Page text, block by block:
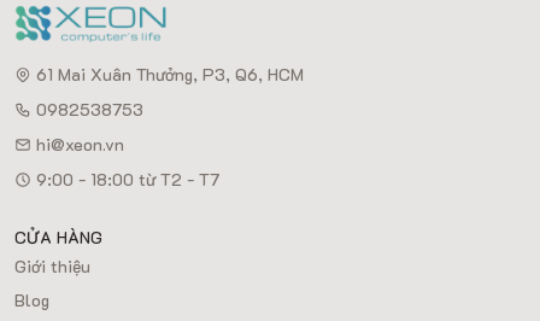
61 Mai Xuân Thưởng, P3, Q6, HCM
0982538753
hi@xeon.vn
9:00 - 18:00 từ T2 - T7
CỬA HÀNG
Giới thiệu
Blog